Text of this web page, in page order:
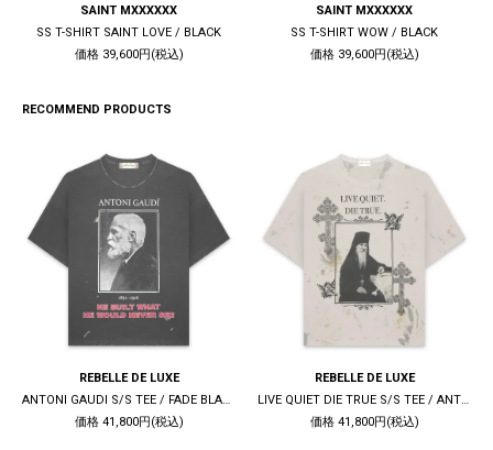
SAINT MXXXXXX
SS T-SHIRT SAINT LOVE / BLACK
価格 39,600円(税込)
SAINT MXXXXXX
SS T-SHIRT WOW / BLACK
価格 39,600円(税込)
RECOMMEND PRODUCTS
REBELLE DE LUXE
ANTONI GAUDI S/S TEE / FADE BLACK
価格 41,800円(税込)
REBELLE DE LUXE
LIVE QUIET DIE TRUE S/S TEE / ANTIQUE WHITE
価格 41,800円(税込)